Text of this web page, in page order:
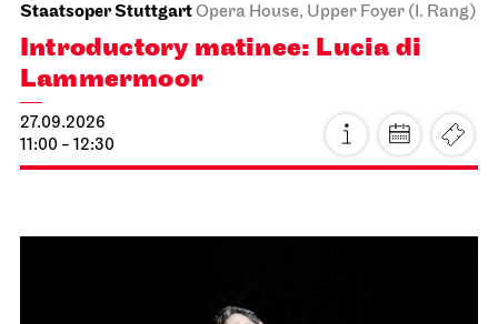
Staatsoper StuttgartOpera House, Upper Foyer (I. Rang)
Introductory matinee: Lucia di
Lammermoor
27.09.2026
11:00 - 12:30